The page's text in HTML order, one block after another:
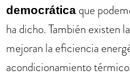
democrática que
ha dicho. También existen
mejoran la eficiencia
acondicionamiento